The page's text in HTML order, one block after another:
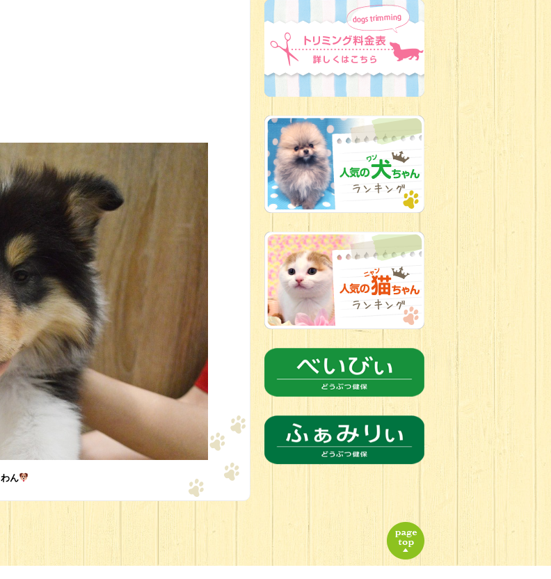
ん
ミニチュア
ピンシャーのご紹介
2026.07.12♡ rare color
baby’s ♡
2026.07.06 新入生紹介
2026.07.03ちびっこワン
コ
2026.07.01
ダラダラな猫
スタッフ
2026.06.27新入生
2026.06.24
2026.06.21
転入生のご紹
介(*ﾉωﾉ)
2026.06.18
チョコカラー
にキュン
チワワの女の子